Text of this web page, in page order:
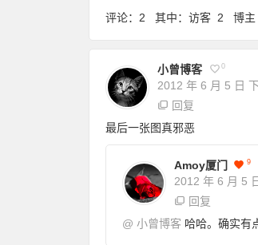
评论：2 其中：访客 2 博
小曾博客 0
2012 年 6 月 5 日
回复
最后一张图真邪恶
Amoy厦门 9
2012 年 6 月 5
回复
@ 小曾博客 哈哈。确实有点